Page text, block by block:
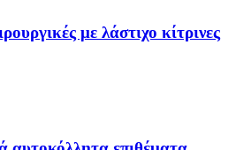
με λάστιχο κίτρινες